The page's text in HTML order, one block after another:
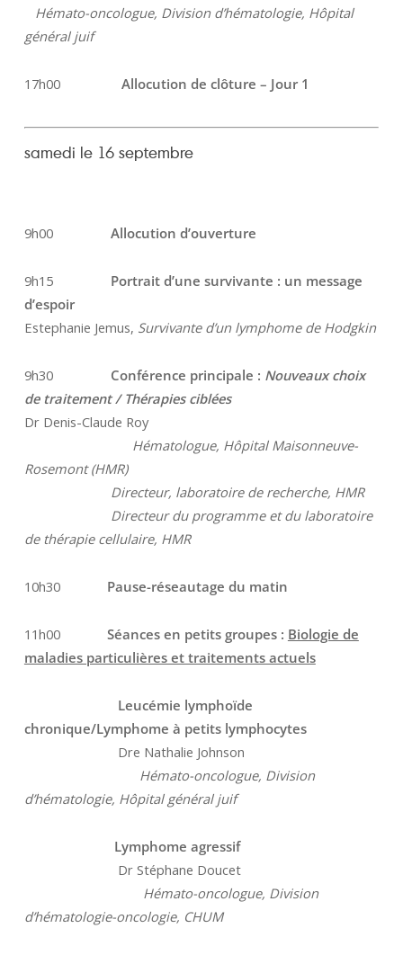
Hémato-oncologue, Division d’hématologie, Hôpital
général juif
17h00 Allocution de clôture – Jour 1
samedi le 16 septembre
9h00 Allocution d’ouverture
9h15 Portrait d’une survivante : un message
d’espoir
Estephanie Jemus, Survivante d’un lymphome de Hodgkin
9h30 Conférence principale : Nouveaux choix
de traitement / Thérapies ciblées
Dr Denis-Claude Roy
Hématologue, Hôpital Maisonneuve-
Rosemont (HMR)
Directeur, laboratoire de recherche, HMR
Directeur du programme et du laboratoire
de thérapie cellulaire, HMR
10h30 Pause-réseautage du matin
11h00 Séances en petits groupes : Biologie de
maladies particulières et traitements actuels
Leucémie lymphoïde
chronique/Lymphome à petits lymphocytes
Dre Nathalie Johnson
Hémato-oncologue, Division
d’hématologie, Hôpital général juif
Lymphome agressif
Dr Stéphane Doucet
Hémato-oncologue, Division
d’hématologie-oncologie, CHUM